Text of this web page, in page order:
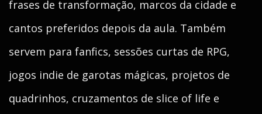
frases de transformação, marcos da cidade e
cantos preferidos depois da aula. Também
servem para fanfics, sessões curtas de RPG,
jogos indie de garotas mágicas, projetos de
quadrinhos, cruzamentos de slice of life e